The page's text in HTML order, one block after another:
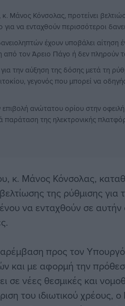
Μάνος Κόνσολας, προτείνει
να ενταχθούν περισσότεροι
έχουν υποβάλει αίτηση
τον Άρειο Πάγο ή δεν πληρούν
την αύξηση της δόσης μετά τη
γεγονός που μπορεί να
ανώτατου ορίου στην
της ηλεκτρονικής
κ. Μάνος Κόνσολας,
της ρύθμισης για
να ενταχθούν σε
προς τον
και με αφορμή την
νέες θεσμικές και
του ιδιωτικού χρέους,